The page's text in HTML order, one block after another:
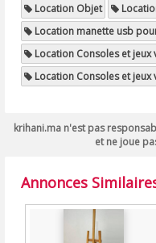
Location Objet
Location manette usb
Location Consoles et jeux
Location Consoles et jeux
krihani.ma n'est pas
et ne joue
Annonces